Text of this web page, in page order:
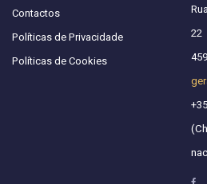
Contactos
Políticas de Privacidade
Políticas de Cookies
22